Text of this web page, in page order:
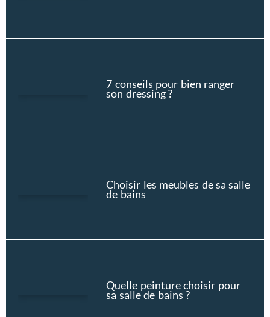
7 conseils pour bien ranger
son dressing ?
Choisir les meubles de sa salle
de bains
Quelle peinture choisir pour
sa salle de bains ?